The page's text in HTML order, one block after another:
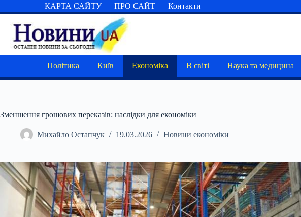
до
вмісту
КАРТА САЙТУ ПРО САЙТ Контакти
Політика Київ Економіка В світі Наука та медицина
Зменшення грошових переказів: наслідки для економіки
Михайло Остапчук 19.03.2026 Новини економіки